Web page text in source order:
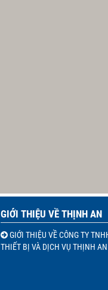
GIỚI THIỆU VỀ THỊNH AN
GIỚI THIỆU VỀ CÔNG TY
THIẾT BỊ VÀ DỊCH VỤ THỊNH AN